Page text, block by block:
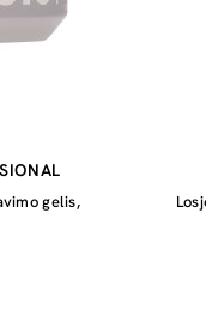
gelis,